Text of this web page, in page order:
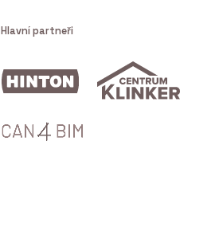
Hlavní partneři